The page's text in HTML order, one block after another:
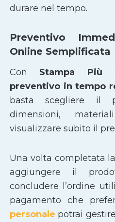
durare nel tempo.
Preventivo
Online Semplificata
Con Stampa Più
preventivo in tempo
basta scegliere il
dimensioni,
visualizzare subito il
Una volta completata
aggiungere il
concludere l’ordine
pagamento che
personale potrai